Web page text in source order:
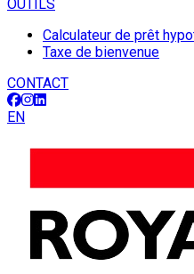
OUTILS
Calculateur de prêt
Taxe de bienvenue
CONTACT
EN